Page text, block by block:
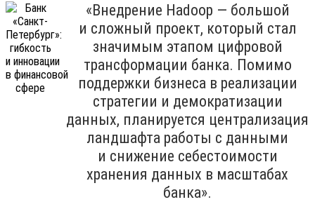
«Внедрение Hadoop — большой
и сложный проект, который стал
значимым этапом цифровой
трансформации банка. Помимо
поддержки бизнеса в реализации
стратегии и демократизации
данных, планируется централизация
ландшафта работы с данными
и снижение себестоимости
хранения данных в масштабах
банка».